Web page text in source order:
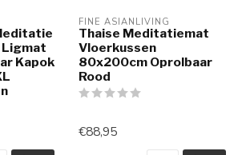
Ligmat
Kapok
FINE ASIANLIVING
Thaise Meditatiemat
Vloerkussen
80x200cm Oprolbaar
Rood
€88,95